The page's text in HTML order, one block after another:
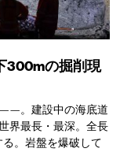
300mの掘削現
——。建設中の海底道
界最長・最深。全長
。岩盤を爆破して